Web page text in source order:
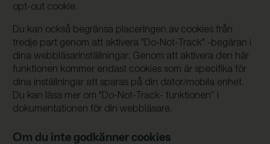
opt-out cookie.
Du kan också begränsa placeringen av cookies från
tredje part genom att aktivera "Do-Not-Track" -begäran i
dina webbläsarinställningar. Genom att aktivera den här
funktionen kommer endast cookies som är specifika för
dina inställningar att sparas på din dator/mobila enhet.
Du kan läsa mer om "Do-Not-Track- funktionen” i
dokumentationen för din webbläsare.
Om du inte godkänner cookies